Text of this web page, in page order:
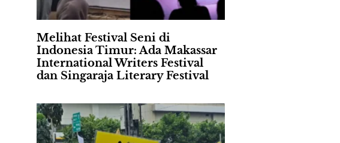
Melihat Festival Seni di
Indonesia Timur: Ada Makassar
International Writers Festival
dan Singaraja Literary Festival